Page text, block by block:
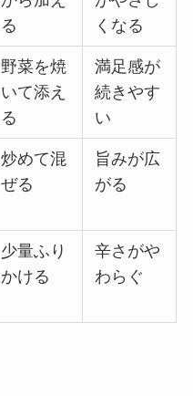
る
くなる
野菜を焼
いて添え
る
満足感が
続きやす
い
炒めて混
ぜる
旨みが広
がる
少量ふり
かける
辛さがや
わらぐ